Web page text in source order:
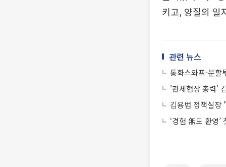
키고, 양질의 일
관련 뉴스
통화스와프-분
'관세협상 총력'
김용범 정책실
‘경험 無도 환영’